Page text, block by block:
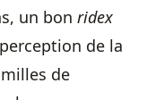
un bon ridex
de la
de